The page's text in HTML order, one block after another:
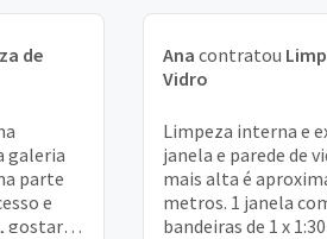
de
galeria
parte
e
gostaria
Ana contratou
Vidro
Limpeza interna e
janela e parede de
mais alta é
metros. 1 janela
bandeiras de 1 x